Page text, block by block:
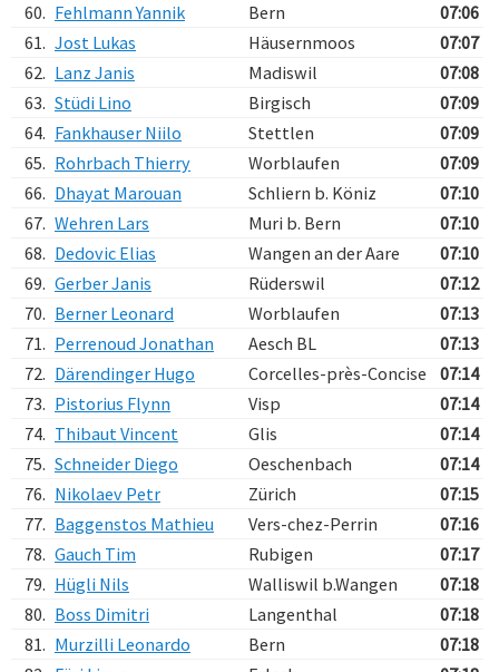
60. Fehlmann Yannik Bern
07:06
61. Jost Lukas Häusernmoos
07:07
62. Lanz Janis Madiswil
07:08
63. Stüdi Lino Birgisch
07:09
64. Fankhauser Niilo Stettlen
07:09
65. Rohrbach Thierry Worblaufen
07:09
66. Dhayat Marouan Schliern b. Köniz
07:10
67. Wehren Lars Muri b. Bern
07:10
68. Dedovic Elias Wangen an der Aare
07:10
69. Gerber Janis Rüderswil
07:12
70. Berner Leonard Worblaufen
07:13
71. Perrenoud Jonathan Aesch BL
07:13
72. Därendinger Hugo Corcelles-près-Concise
07:14
73. Pistorius Flynn Visp
07:14
74. Thibaut Vincent Glis
07:14
75. Schneider Diego Oeschenbach
07:14
76. Nikolaev Petr Zürich
07:15
77. Baggenstos Mathieu Vers-chez-Perrin
07:16
78. Gauch Tim Rubigen
07:17
79. Hügli Nils Walliswil b.Wangen
07:18
80. Boss Dimitri Langenthal
07:18
81. Murzilli Leonardo Bern
07:18